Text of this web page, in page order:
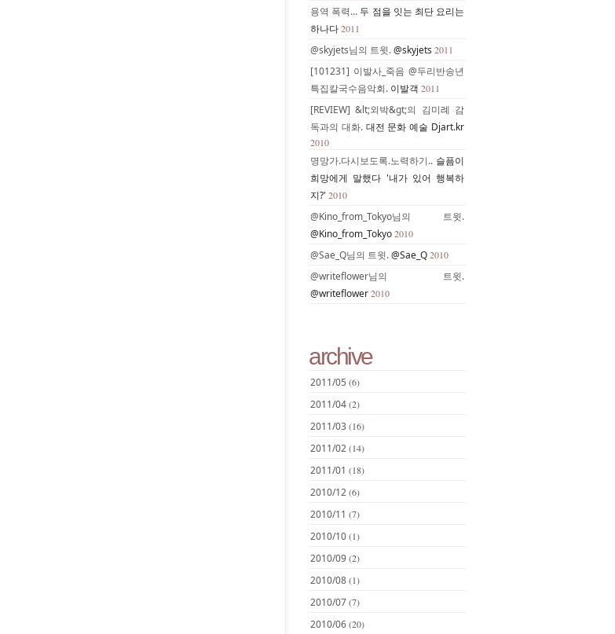
용역 폭력... 두 점을 잇는 최단 요리는
하나다2011
@skyjets님의 트윗.@skyjets 2011
[101231] 이발사_죽음 @두리반송년
특집칼국수음악회. 이발객 2011
[REVIEW] &lt;외박&gt;의 김미례 감
독과의 대화. 대전 문화 예술 Djart.kr
2010
명망가.다시보도록.노력하기.. 슬픔이
희망에게 말했다 '내가 있어 행복하
지?' 2010
@Kino_from_Tokyo님의 트윗.
@Kino_from_Tokyo2010
@Sae_Q님의 트윗.@Sae_Q2010
@writeflower님의 트윗.
@writeflower2010
archive
2011/05 (6)
2011/04(2)
2011/03(16)
2011/02(14)
2011/01 (18)
2010/12(6)
2010/11 (7)
2010/10(1)
2010/09(2)
2010/08(1)
2010/07(7)
2010/06(20)